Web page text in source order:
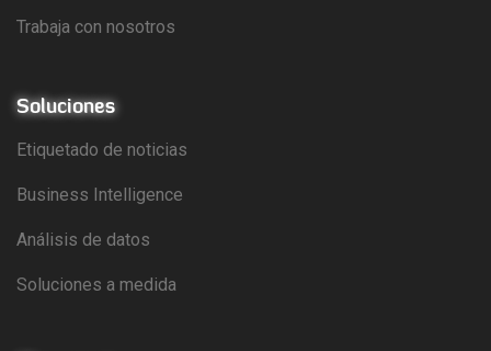
Trabaja con nosotros
Soluciones
Etiquetado de noticias
Business Intelligence
Análisis de datos
Soluciones a medida